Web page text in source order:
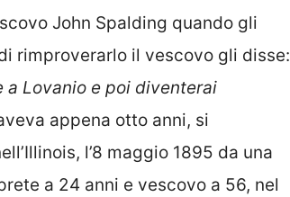
John Spalding quando gli
rimproverarlo il vescovo gli disse:
a Lovanio e poi diventerai
appena otto anni, si
l’8 maggio 1895 da una
a 24 anni e vescovo a 56, nel